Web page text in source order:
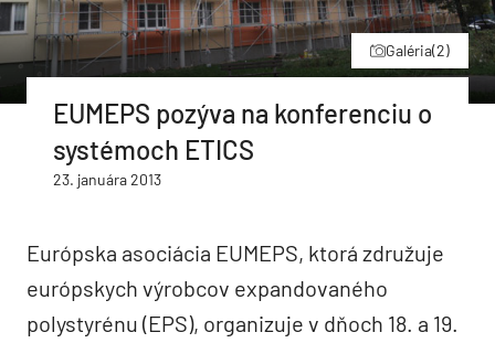
Galéria(2)
EUMEPS pozýva na konferenciu o
systémoch ETICS
23. januára 2013
Európska asociácia EUMEPS, ktorá združuje
európskych výrobcov expandovaného
polystyrénu (EPS), organizuje v dňoch 18. a 19.